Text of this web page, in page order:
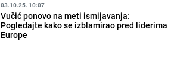
03.10.25. 10:07
Vučić ponovo na meti ismijavanja:
Pogledajte kako se izblamirao pred liderima
Europe